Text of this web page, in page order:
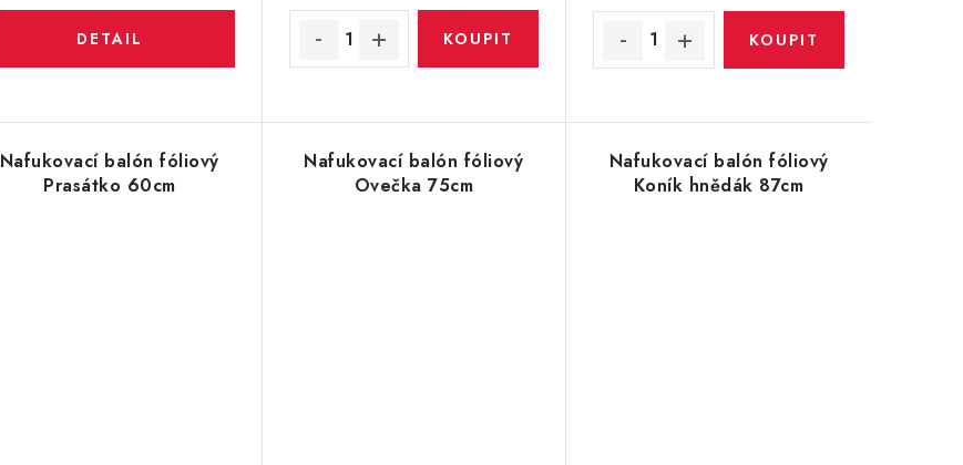
Nafukovací balón fóliový
Prasátko 60cm
Nafukovací balón fóliový
Ovečka 75cm
Nafukovací balón fóliový
Koník hnědák 87cm